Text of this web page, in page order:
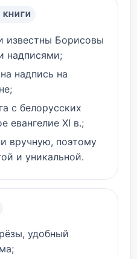
известны Борисовы
надписями;
надпись на
с белорусских
евангелие XI в.;
вручную, поэтому
и уникальной.
удобный